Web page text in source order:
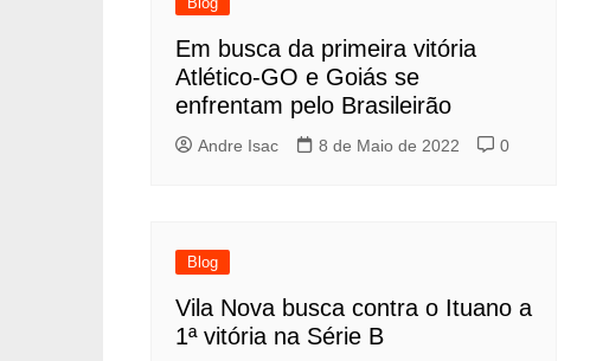
Em busca da primeira vitória
Atlético-GO e Goiás se
enfrentam pelo Brasileirão
Andre Isac 8 de Maio de 2022 0
Blog
Vila Nova busca contra o Ituano a
1ª vitória na Série B